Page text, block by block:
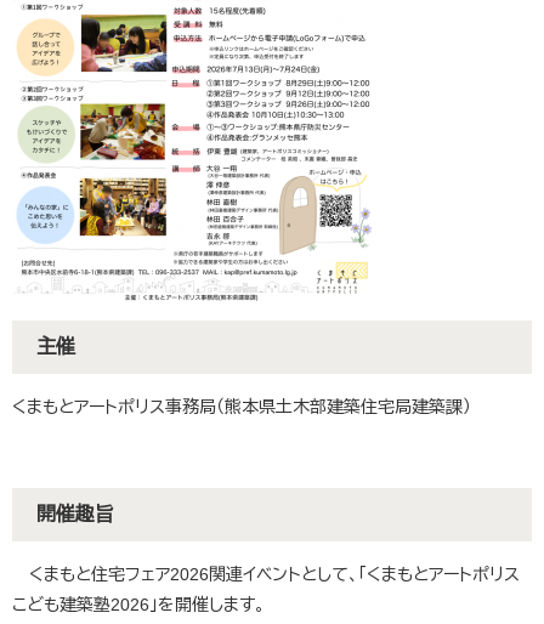
主催
くまもとアートポリス事務局（熊本県土木部建築住宅局建築課）
開催趣旨
くまもと住宅フェア2026関連イベントとして、「くまもとアートポリス
こども建築塾2026」を開催します。